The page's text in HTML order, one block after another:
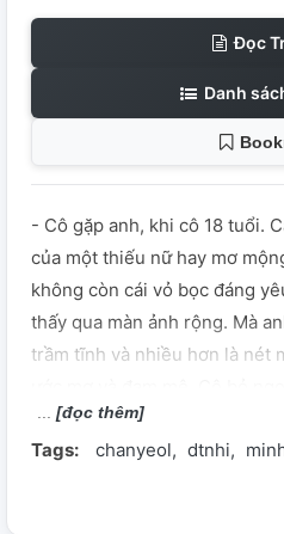
Đọc
Danh
- Cô gặp anh, khi cô 18 tuổi.
của một thiếu nữ hay mơ
không còn cái vỏ bọc đáng
thấy qua màn ảnh rộng. Mà
trầm tĩnh và nhiều hơn là nét
răn đe của gia đình. Một thân
nước Hàn Quốc xa xôi. Và
[đọc thêm]
Tags: chanyeol dtnhi